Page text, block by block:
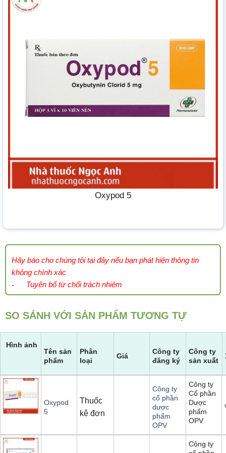
Oxypod 5
Hãy báo cho chúng tôi tại đây nếu bạn phát hiện thông tin
không chính xác
- Tuyên bố từ chối trách nhiệm
SO SÁNH VỚI SẢN PHẨM TƯƠNG TỰ
Hình ảnh
Tên sản
phẩm
Phân
loại
Giá
Công ty
đăng ký
Công ty
sản xuất
Oxypod
5
Thuốc
kê đơn
Công ty
cổ phần
dược
phẩm
OPV
Công ty
Cổ phần
Dược
phẩm
OPV
Công ty